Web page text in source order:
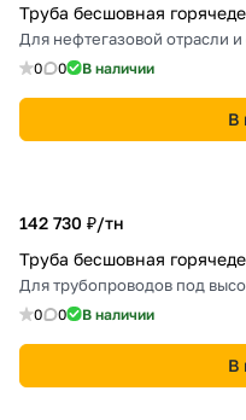
Труба бесшовная
Для нефтегазовой отрасли
0 0 В наличии
В
142 730 ₽/тн
Труба бесшовная
Для трубопроводов под
0 0 В наличии
В